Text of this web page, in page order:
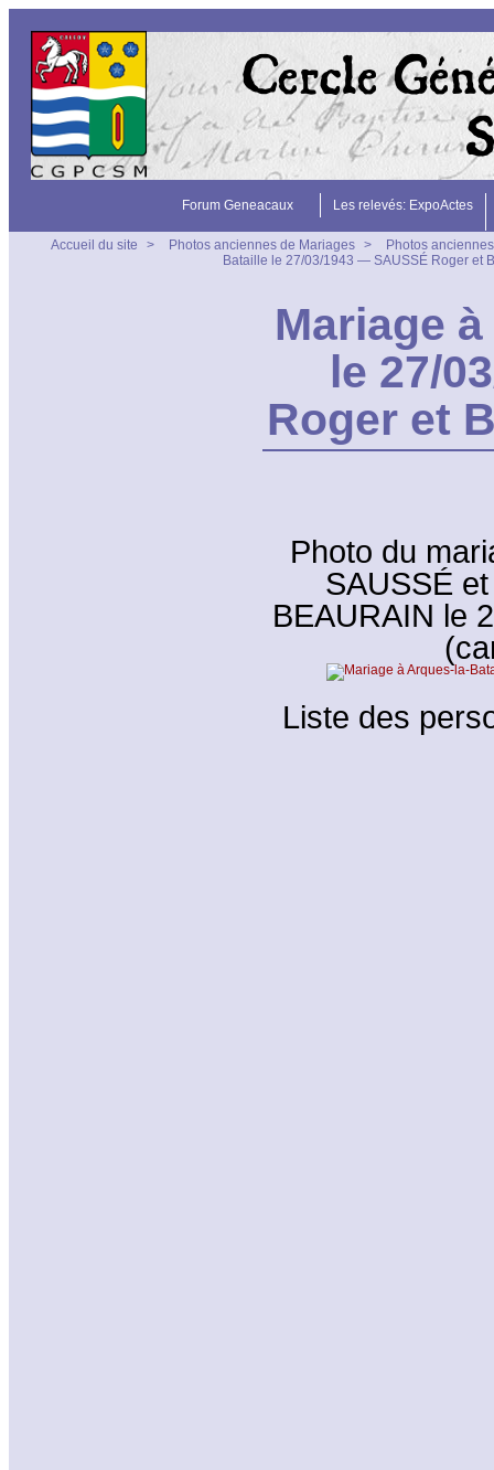
Forum Geneacaux Les relevés: ExpoActes
Accueil du site > Photos anciennes de Mariages >
Photos
Bataille le 27/03/1943 — SAUSSÉ Roger et
Mariage
le 27/
Roger et
Photo du
SAUSSÉ
BEAURAIN le
Liste des